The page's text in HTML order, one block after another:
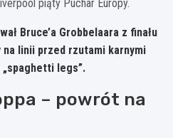
piąty Puchar Europy.
Bruce’a Grobbelaara z finału
linii przed rzutami karnymi
legs”.
– powrót na